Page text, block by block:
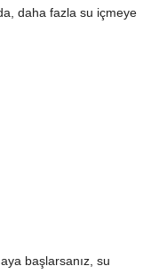
daha fazla su içmeye
başlarsanız, su